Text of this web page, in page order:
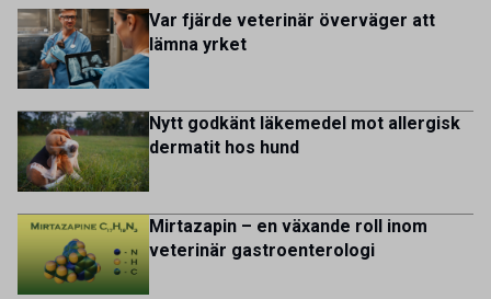
multicultural and diverse work environment. More than
1.800 employees are striving to work together to improve
lives for patients and […]
Var fjärde veterinär överväger att
lämna yrket
Nytt godkänt läkemedel mot allergisk
dermatit hos hund
Mirtazapin – en växande roll inom
veterinär gastroenterologi